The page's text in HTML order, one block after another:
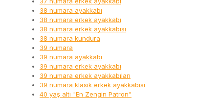
38 numara ayakkabı
38 numara erkek ayakkabı
38 numara erkek ayakkabısı
38 numara kundura
39 numara
39 numara ayakkabı
39 numara erkek ayakkabı
39 numara erkek ayakkabıları
39 numara klasik erkek ayakkabısı
40 yaş altı "En Zengin Patron"